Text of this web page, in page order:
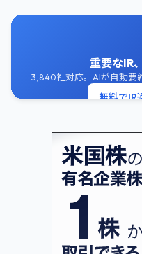
重要なIR
3,840社対応。AIが自動要
無料でIR